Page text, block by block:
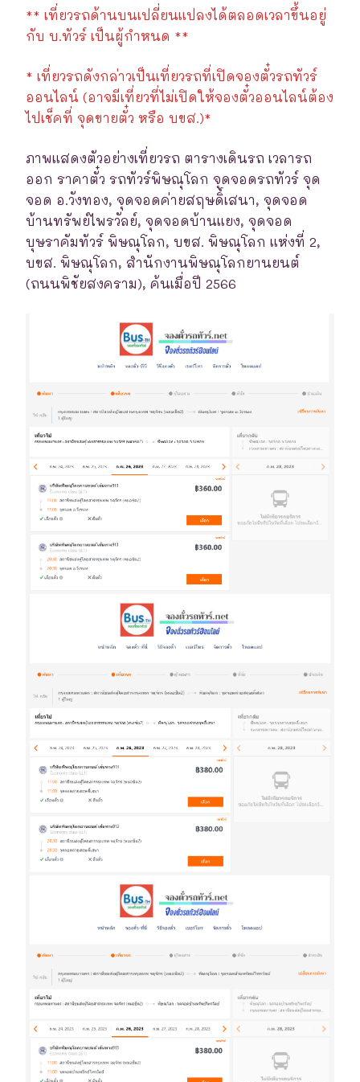
** เที่ยวรถด้านบนเปลี่ยนแปลงได้ตลอดเวลาขึ้นอยู่
กับ บ.ทัวร์ เป็นผู้กำหนด **
* เที่ยวรถดังกล่าวเป็นเที่ยวรถที่เปิดจองตั๋วรถทัวร์
ออนไลน์ (อาจมีเที่ยวที่ไม่เปิดให้จองตั๋วออนไลน์ต้อง
ไปเช็คที่ จุดขายตั๋ว หรือ บขส.)*
ภาพแสดงตัวอย่างเที่ยวรถ ตารางเดินรถ เวลารถ
ออก ราคาตั๋ว รถทัวร์พิษณุโลก จุดจอดรถทัวร์ จุด
จอด อ.วังทอง, จุดจอดค่ายสฤษดิ์เสนา, จุดจอด
บ้านทรัพย์ไพรวัลย์, จุดจอดบ้านแยง, จุดจอด
บุษราคัมทัวร์ พิษณุโลก, บขส. พิษณุโลก แห่งที่ 2,
บขส. พิษณุโลก, สำนักงานพิษณุโลกยานยนต์
(ถนนพิชัยสงคราม), ค้นเมื่อปี 2566